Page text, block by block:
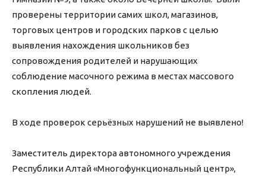
проверены территории самих школ, магазинов,
торговых центров и городских парков с целью
выявления нахождения школьников без
сопровождения родителей и нарушающих
соблюдение масочного режима в местах массового
скопления людей.
В ходе проверок серьёзных нарушений не выявлено!
Заместитель директора автономного учреждения
Республики Алтай «Многофункциональный центр»,